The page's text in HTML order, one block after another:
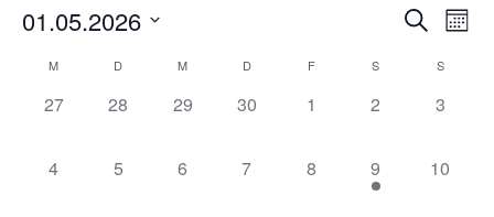
und
Suche
01.05.2026
wählen.
Kalender
von
Veranstaltungen
M D M D F S S
0 Veranstaltungen,
27 0 Veranstaltungen,
28 0 Veranstaltungen,
29 0 Veranstaltungen,
30 0 Veranstaltungen,
1 0
2 0
3
0 Veranstaltungen,
4 0 Veranstaltungen,
5 0 Veranstaltungen,
6 0 Veranstaltungen,
7 0 Veranstaltungen,
8 1
9 0
10